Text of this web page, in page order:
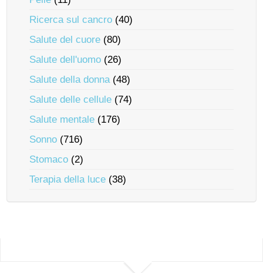
Ricerca sul cancro (40)
Salute del cuore (80)
Salute dell'uomo (26)
Salute della donna(48)
Salute delle cellule (74)
Salute mentale (176)
Sonno (716)
Stomaco (2)
Terapia della luce (38)